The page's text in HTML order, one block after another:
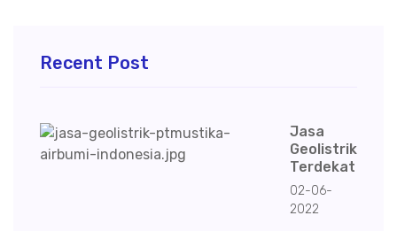
Recent Post
Jasa
Geolistrik
Terdekat
02-06-
2022